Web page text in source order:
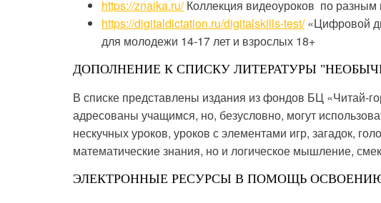
https://znaika.ru/Коллекция видеоуроков по
https://digitaldictation.ru/digitalskills-test/«Цифровой
для молодежи 14-17 лет и взрослых 18+
ДОПОЛНЕНИЕ К СПИСКУ ЛИТЕРАТУРЫ
В списке представлены издания из фондов БЦ «Читай-
адресованы учащимся, но, безусловно, могут
нескучных уроков, уроков с элементами игр, загадок,
математические знания, но и логическое мышление,
ЭЛЕКТРОННЫЕ РЕСУРСЫ В ПОМОЩЬ